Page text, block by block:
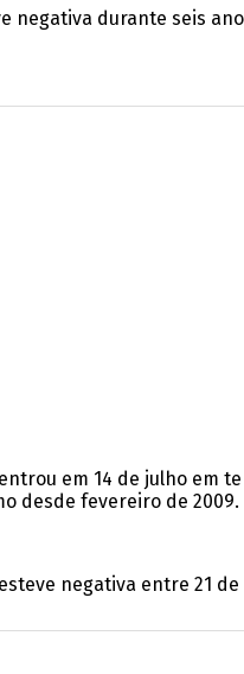
negativa durante seis
em 14 de julho em
desde fevereiro de 2009.
negativa entre 21